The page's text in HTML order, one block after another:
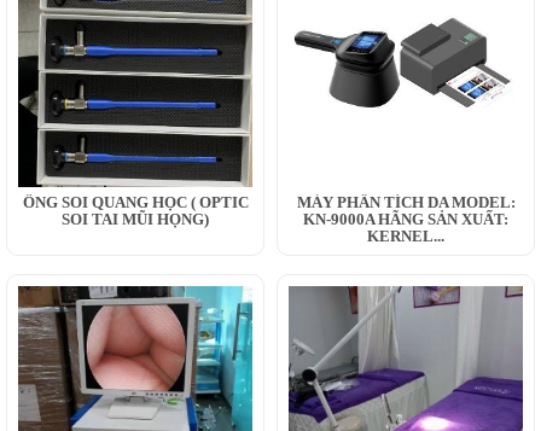
ỐNG SOI QUANG HỌC ( OPTIC
SOI TAI MŨI HỌNG)
MÁY PHÂN TÍCH DA MODEL:
KN-9000A HÃNG SẢN XUẤT:
KERNEL...